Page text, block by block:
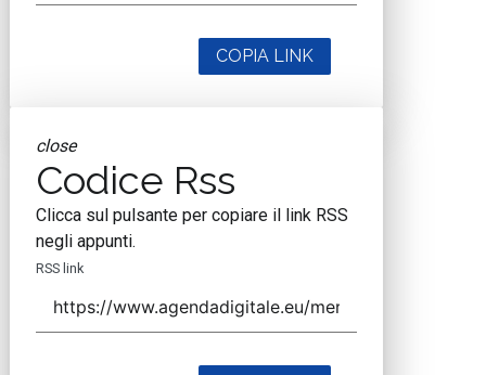
COPIA LINK
close
Codice Rss
Clicca sul pulsante per copiare il link RSS
negli appunti.
RSS link